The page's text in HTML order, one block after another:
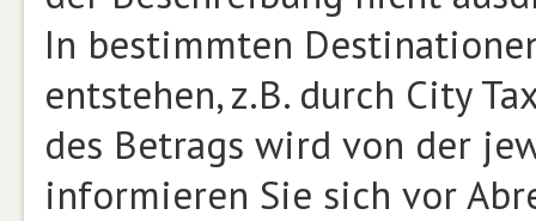
In bestimmten
entstehen, z.B. durch City
des Betrags wird von der
informieren Sie sich vor